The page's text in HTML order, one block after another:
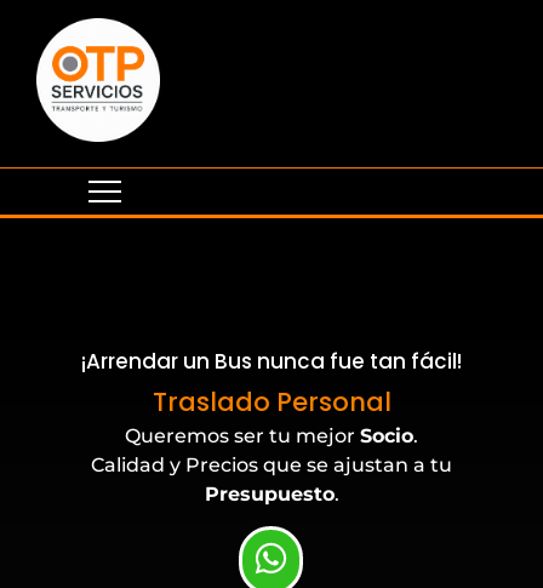
¡Arrendar un Bus nunca fue tan fácil!
Traslado Personal
Eventos Corporativos
Queremos ser tu mejor Socio.
Calidad y Precios que se ajustan a tu
Presupuesto.